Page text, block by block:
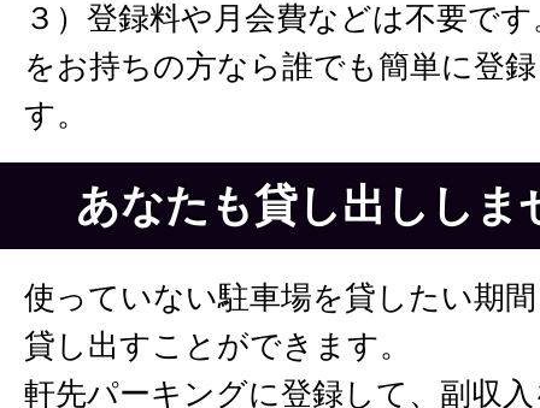
３）登録料や月会費などは不要で
をお持ちの方なら誰でも簡単に登
す。
あなたも貸し出ししま
使っていない駐車場を貸したい期
貸し出すことができます。
軒先パーキングに登録して、副収